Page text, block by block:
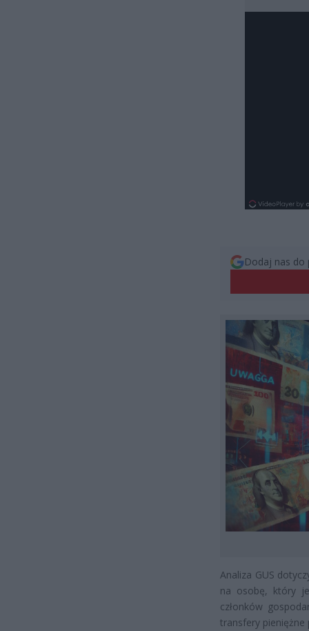
Dodaj nas do
Analiza GUS
na osobę, który
członków
transfery